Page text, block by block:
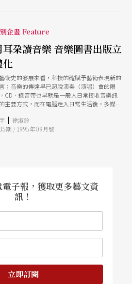
企畫 Feature
耳朶讀音樂 音樂圖書出版立
化
術史的發展來看，科技的確賦予藝術表現新的
；音樂的傳達早已超脫演奏（演唱）會的限
CD、錄音帶也早就是一般人日常接收音樂訊
主要方式，而在電腦走入日常生活後，多媒體
慣，將有所改變。
| 徐淑鈴
期 / 1995年09月號
子報，獲取更多藝文資
訊！
立即訂閱